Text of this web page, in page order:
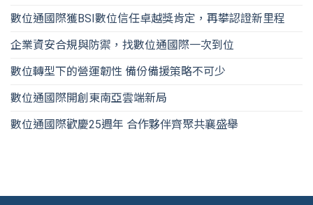
數位通國際獲BSI數位信任卓越獎肯定，再攀認證新里程
企業資安合規與防禦，找數位通國際一次到位
數位轉型下的營運韌性 備份備援策略不可少
數位通國際開創東南亞雲端新局
數位通國際歡慶25週年 合作夥伴齊聚共襄盛舉